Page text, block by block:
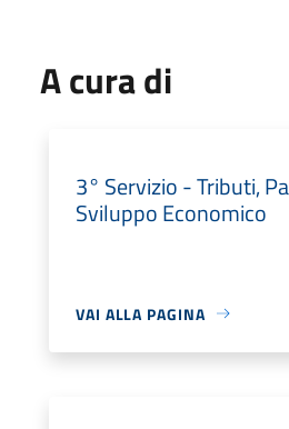
A cura di
3° Servizio - Tributi,
Sviluppo Economico
VAI ALLA PAGINA